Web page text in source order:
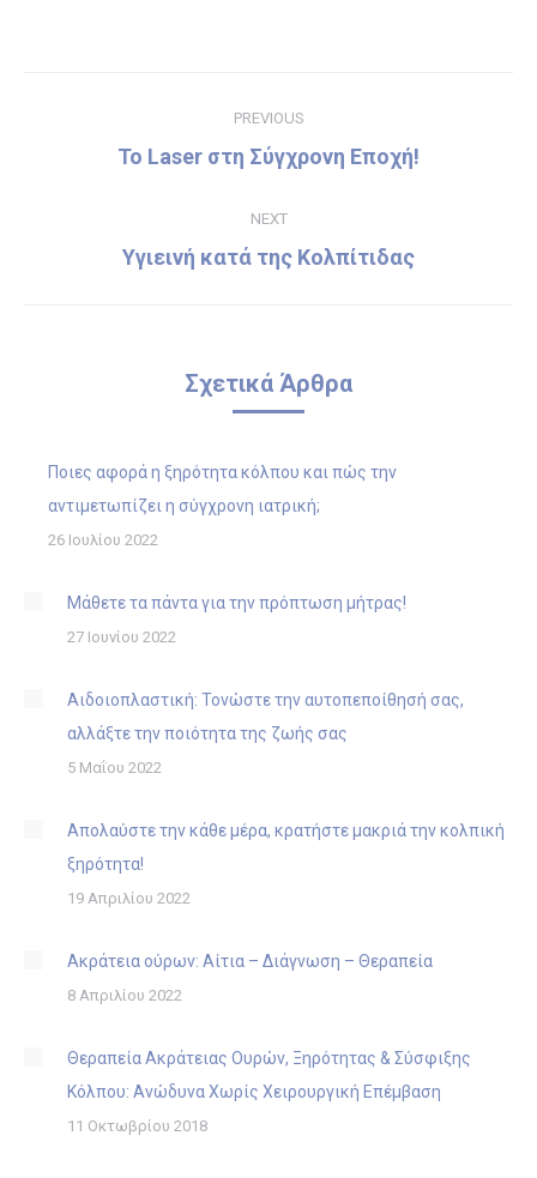
PREVIOUS
Previous
Το Laser στη Σύγχρονη Εποχή!
NEXT
Next
Υγιεινή κατά της Κολπίτιδας
Σχετικά Άρθρα
Ποιες αφορά η ξηρότητα κόλπου και πώς την
αντιμετωπίζει η σύγχρονη ιατρική;
26 Ιουλίου 2022
Μάθετε τα πάντα για την πρόπτωση μήτρας!
27 Ιουνίου 2022
Αιδοιοπλαστική: Τονώστε την αυτοπεποίθησή σας,
αλλάξτε την ποιότητα της ζωής σας
5 Μαΐου 2022
Απολαύστε την κάθε μέρα, κρατήστε μακριά την κολπική
ξηρότητα!
19 Απριλίου 2022
Ακράτεια ούρων: Αίτια – Διάγνωση – Θεραπεία
8 Απριλίου 2022
Θεραπεία Ακράτειας Ουρών, Ξηρότητας & Σύσφιξης
Κόλπου: Ανώδυνα Χωρίς Χειρουργική Επέμβαση
11 Οκτωβρίου 2018